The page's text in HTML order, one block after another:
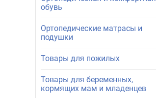
обувь
Ортопедические матрасы и
подушки
Товары для пожилых
Товары для беременных,
кормящих мам и младенцев